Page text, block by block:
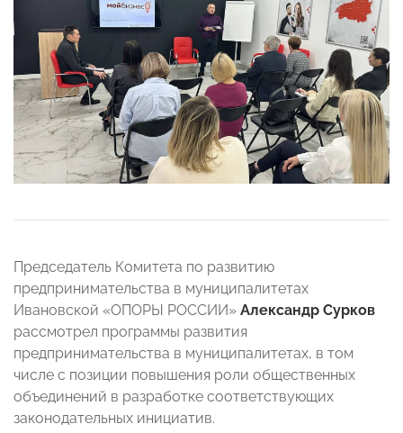
Председатель Комитета по развитию
предпринимательства в муниципалитетах
Ивановской «ОПОРЫ РОССИИ» Александр Сурков
рассмотрел программы развития
предпринимательства в муниципалитетах, в том
числе с позиции повышения роли общественных
объединений в разработке соответствующих
законодательных инициатив.